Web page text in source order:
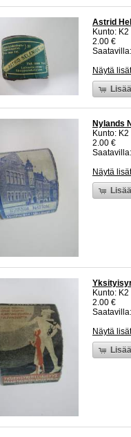
Astrid
Kunto:
2.00 €
Näytä
Nylands
Kunto:
2.00 €
Näytä
Kunto:
2.00 €
Näytä